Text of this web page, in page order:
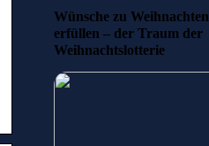
Wünsche zu Weihnachten
erfüllen – der Traum der
Weihnachtslotterie